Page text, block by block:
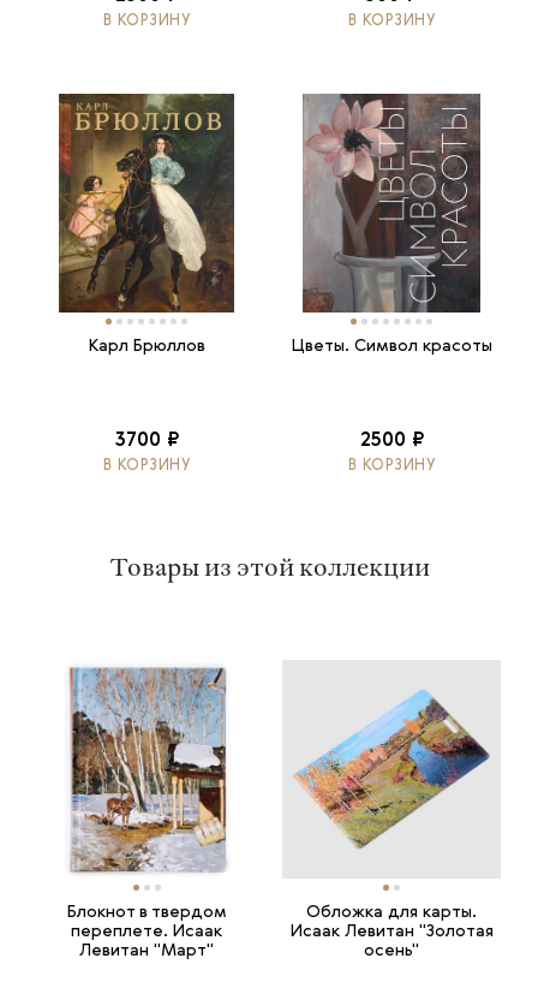
В КОРЗИНУ В КОРЗИНУ
Карл Брюллов
3700 ₽
В КОРЗИНУ
Цветы. Символ красоты
2500 ₽
В КОРЗИНУ
Товары из этой коллекции
Блокнот в твердом
переплете. Исаак
Левитан "Март"
Обложка для карты.
Исаак Левитан "Золотая
осень"